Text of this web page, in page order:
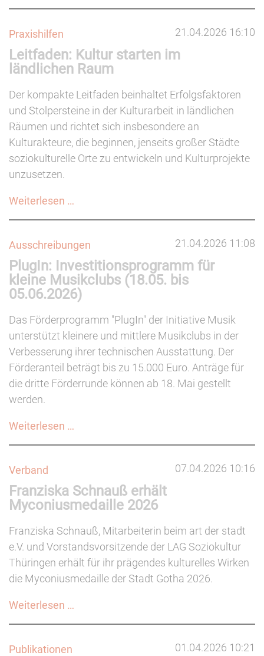
bewerben
(bis
21.04.2026 16:10
Praxishilfen
Leitfaden: Kultur starten im
ländlichen Raum
Der kompakte Leitfaden beinhaltet Erfolgsfaktoren
und Stolpersteine in der Kulturarbeit in ländlichen
Räumen und richtet sich insbesondere an
Kulturakteure, die beginnen, jenseits großer Städte
soziokulturelle Orte zu entwickeln und Kulturprojekte
unzusetzen.
Weiterlesen …
im
ländlichen
Raum
21.04.2026 11:08
Ausschreibungen
PlugIn: Investitionsprogramm für
kleine Musikclubs (18.05. bis
05.06.2026)
Das Förderprogramm "PlugIn" der Initiative Musik
unterstützt kleinere und mittlere Musikclubs in der
Verbesserung ihrer technischen Ausstattung. Der
Förderanteil beträgt bis zu 15.000 Euro. Anträge für
die dritte Förderrunde können ab 18. Mai gestellt
werden.
Weiterlesen …
Musikclubs
(18.05.
05.06.2026)
07.04.2026 10:16
Verband
Franziska Schnauß erhält
Myconiusmedaille 2026
Franziska Schnauß, Mitarbeiterin beim art der stadt
e.V. und Vorstandsvorsitzende der LAG Soziokultur
Thüringen erhält für ihr prägendes kulturelles Wirken
die Myconiusmedaille der Stadt Gotha 2026.
Weiterlesen …
01.04.2026 10:21
Publikationen